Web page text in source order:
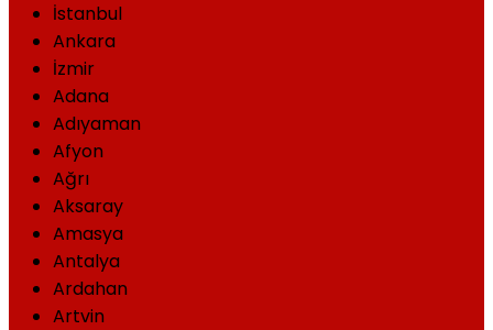
İstanbul
Ankara
İzmir
Adana
Adıyaman
Afyon
Ağrı
Aksaray
Amasya
Antalya
Ardahan
Artvin